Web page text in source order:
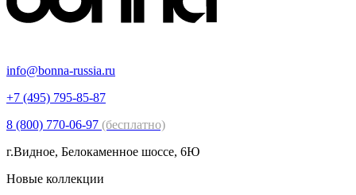
info@bonna-russia.ru
+7 (495) 795-85-87
8 (800) 770-06-97 (бесплатно)
г.Видное, Белокаменное шоссе, 6Ю
Новые коллекции